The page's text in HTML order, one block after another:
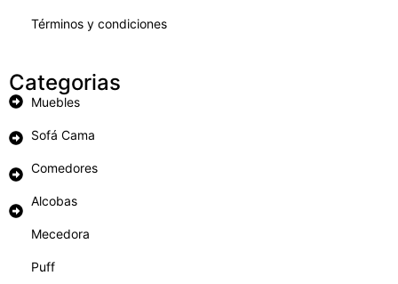
Términos y condiciones
Categorias
Muebles
Sofá Cama
Comedores
Alcobas
Mecedora
Puff